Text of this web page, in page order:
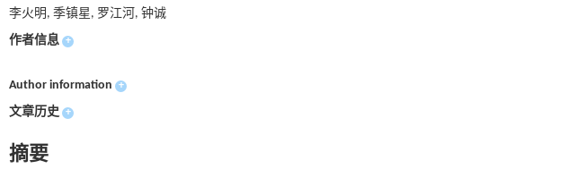
李火明, 季镇星, 罗江河, 钟诚
作者信息 +
Author information +
文章历史 +
摘要